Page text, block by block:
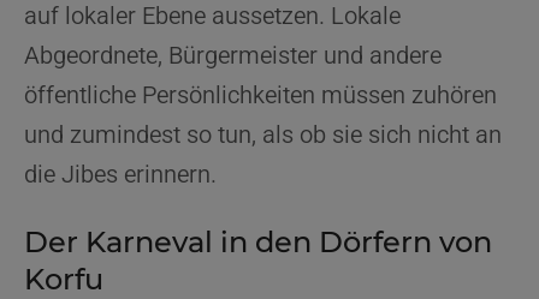
auf lokaler Ebene aussetzen. Lokale
Abgeordnete, Bürgermeister und andere
öffentliche Persönlichkeiten müssen zuhören
und zumindest so tun, als ob sie sich nicht an
die Jibes erinnern.
Der Karneval in den Dörfern von
Korfu